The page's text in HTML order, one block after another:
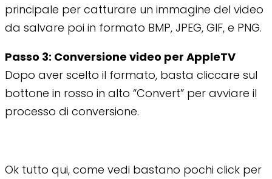
principale per catturare un immagine del video
da salvare poi in formato BMP, JPEG, GIF, e PNG.
Passo 3: Conversione video per AppleTV
Dopo aver scelto il formato, basta cliccare sul
bottone in rosso in alto “Convert” per avviare il
processo di conversione.
Ok tutto qui, come vedi bastano pochi click per